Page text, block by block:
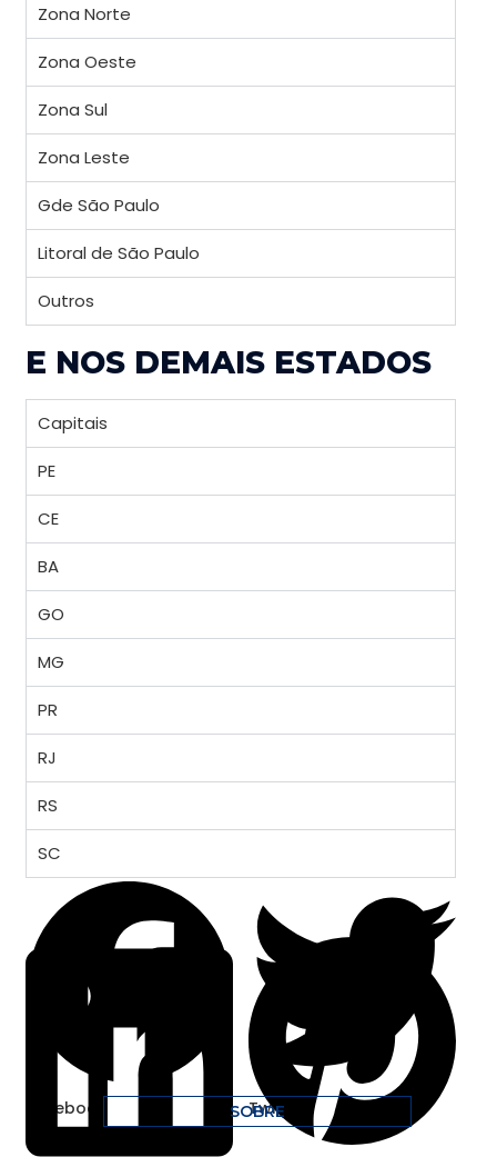
Facebook Twitter
Zona Norte
Zona Oeste
Zona Sul
Zona Leste
Gde São Paulo
Litoral de São Paulo
Outros
E NOS DEMAIS ESTADOS
Capitais
PE
CE
BA
GO
MG
PR
RJ
RS
SC
SOBRE